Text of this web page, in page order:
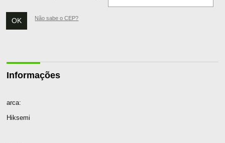
Não sabe o CEP?
Informações
arca:
Hiksemi